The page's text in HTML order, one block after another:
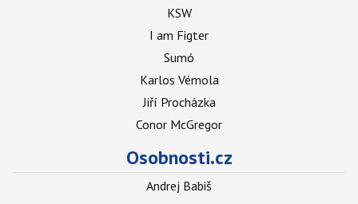
KSW
I am Figter
Sumó
Karlos Vémola
Jiří Procházka
Conor McGregor
Osobnosti.cz
Andrej Babiš